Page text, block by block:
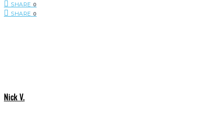
SHARE 0
SHARE 0
Nick V.